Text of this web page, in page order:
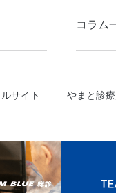
コラム
サイト やまと診